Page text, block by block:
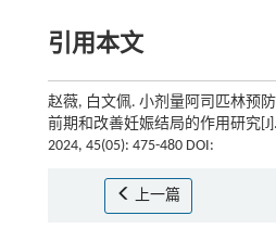
引用本文
赵薇, 白文佩. 小剂量阿司匹林预
前期和改善妊娠结局的作用研究[J].
2024, 45(05): 475-480 DOI:
上一篇